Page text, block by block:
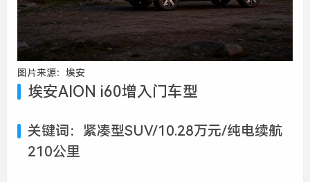
图片来源：埃安
埃安AION i60增入门车型
关键词：紧凑型SUV/10.28万元/纯电续航
210公里